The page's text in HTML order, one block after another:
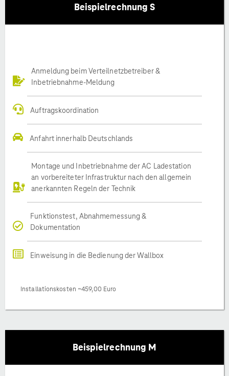
Beispielrechnung S
Anmeldung beim Verteilnetzbetreiber &
Inbetriebnahme-Meldung
Auftragskoordination
Anfahrt innerhalb Deutschlands
Montage und Inbetriebnahme der AC Ladestation
an vorbereiteter Infrastruktur nach den allgemein
anerkannten Regeln der Technik
Funktionstest, Abnahmemessung &
Dokumentation
Einweisung in die Bedienung der Wallbox
Installationskosten ~459,00 Euro
Beispielrechnung M